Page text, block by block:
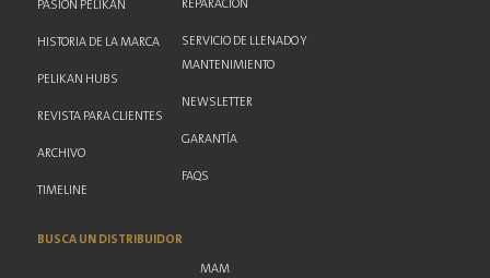
PASIÓN PELIKAN
HISTORIA DE LA MARCA
PELIKAN HUBS
REVISTA PARA CLIENTES
ARCHIVO
TIMELINE
REPARACIÓN
SERVICIO DE LLENADO Y
MANTENIMIENTO
NEWSLETTER
GARANTÍA
FAQS
BUSCA UN DISTRIBUIDOR
MAM